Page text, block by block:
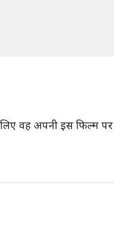
वह अपनी इस फिल्म